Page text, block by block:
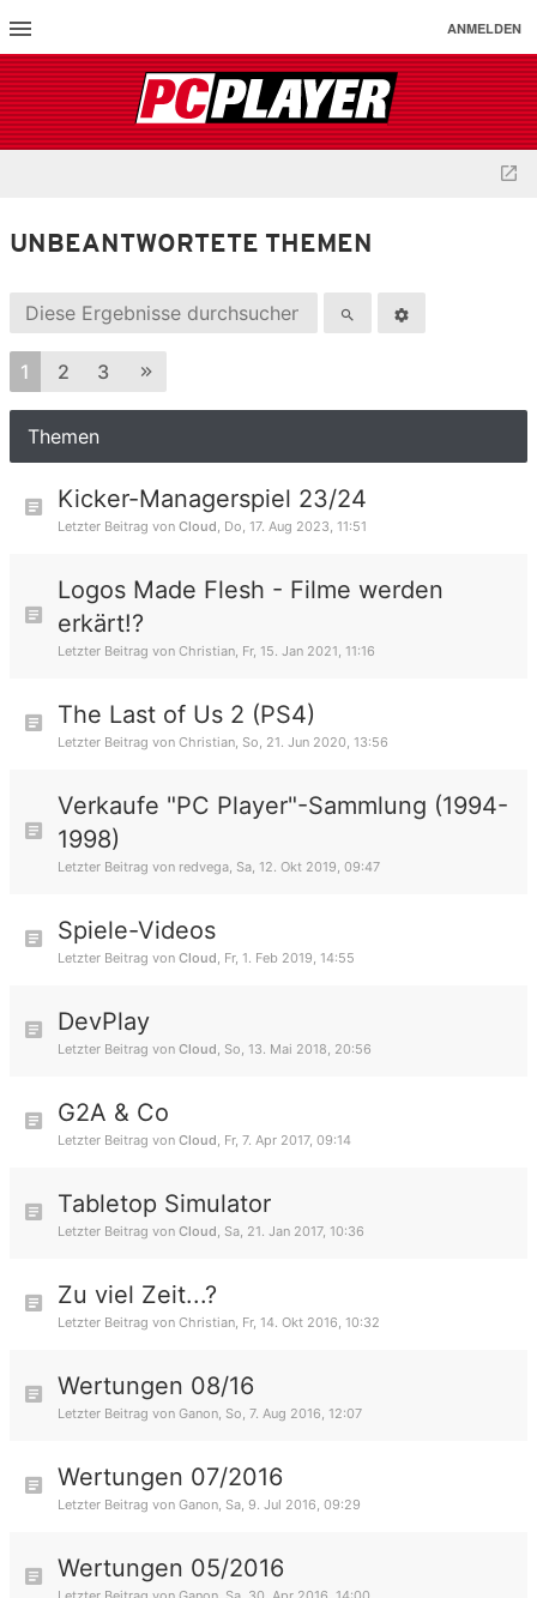
ANMELDEN
UNBEANTWORTETE THEMEN
1 2 3
Themen
Kicker-Managerspiel 23/24
Letzter Beitrag von Cloud, Do, 17. Aug 2023, 11:51
Logos Made Flesh - Filme werden
erkärt!?
Letzter Beitrag von Christian, Fr, 15. Jan 2021, 11:16
The Last of Us 2 (PS4)
Letzter Beitrag von Christian, So, 21. Jun 2020, 13:56
Verkaufe "PC Player"-Sammlung (1994-
1998)
Letzter Beitrag von redvega, Sa, 12. Okt 2019, 09:47
Spiele-Videos
Letzter Beitrag von Cloud, Fr, 1. Feb 2019, 14:55
DevPlay
Letzter Beitrag von Cloud, So, 13. Mai 2018, 20:56
G2A & Co
Letzter Beitrag von Cloud, Fr, 7. Apr 2017, 09:14
Tabletop Simulator
Letzter Beitrag von Cloud, Sa, 21. Jan 2017, 10:36
Zu viel Zeit...?
Letzter Beitrag von Christian, Fr, 14. Okt 2016, 10:32
Wertungen 08/16
Letzter Beitrag von Ganon, So, 7. Aug 2016, 12:07
Wertungen 07/2016
Letzter Beitrag von Ganon, Sa, 9. Jul 2016, 09:29
Wertungen 05/2016